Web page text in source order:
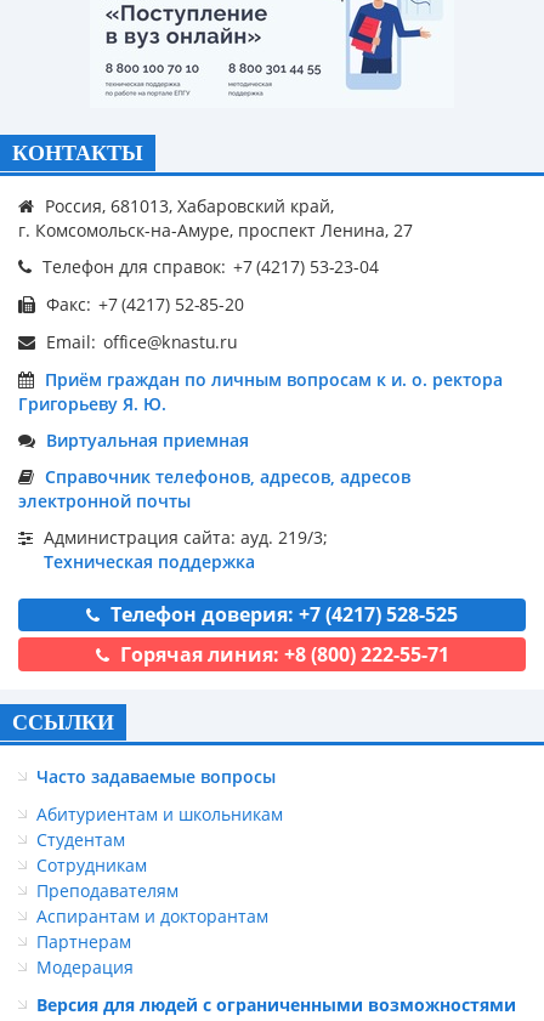
КОНТАКТЫ
Россия, 681013, Хабаровский край,
г. Комсомольск-на-Амуре, проспект Ленина, 27
Телефон для справок:
Факс:
Email:
Приём граждан по личным вопросам к и. о. ректора
Григорьеву Я. Ю.
Виртуальная приемная
Справочник телефонов, адресов, адресов
электронной почты
Администрация сайта: ауд. 219/3;
Техническая поддержка
Телефон доверия: +7 (4217) 528-525
Горячая линия: +8 (800) 222-55-71
ССЫЛКИ
Часто задаваемые вопросы
Абитуриентам и школьникам
Студентам
Сотрудникам
Преподавателям
Аспирантам и докторантам
Партнерам
Модерация
Версия для людей с ограниченными возможностями